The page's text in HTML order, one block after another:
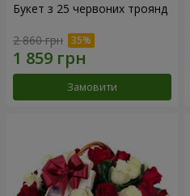
Букет з 25 червоних троянд
2 860 грн
Замовити